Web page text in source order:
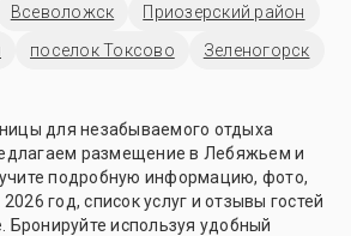
Всеволожск
Приозерский район
поселок Токсово Зеленогорск
для незабываемого отдыха
размещение в Лебяжьем и
подробную информацию, фото,
год, список услуг и отзывы гостей
Бронируйте используя удобный